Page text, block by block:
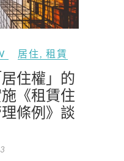
居住, 租賃
住權」的
《租賃住
條例》談